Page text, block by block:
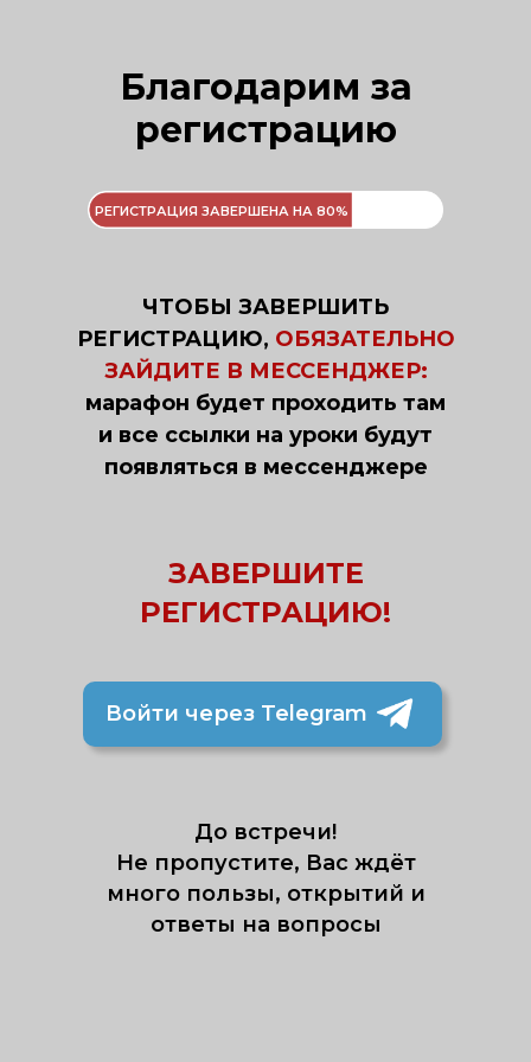
Благодарим за
регистрацию
ЧТОБЫ ЗАВЕРШИТЬ
РЕГИСТРАЦИЮ, ОБЯЗАТЕЛЬНО
ЗАЙДИТЕ В МЕССЕНДЖЕР:
марафон будет проходить там
и все ссылки на уроки будут
появляться в мессенджере
ЗАВЕРШИТЕ
РЕГИСТРАЦИЮ!
До встречи!
Не пропустите, Вас ждёт
много пользы, открытий и
ответы на вопросы
Войти через Telegram
РЕГИСТРАЦИЯ ЗАВЕРШЕНА НА 80%